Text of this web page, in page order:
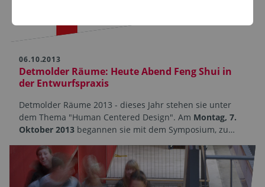
06.10.2013
Detmolder Räume: Heute Abend Feng Shui in
der Entwurfspraxis
Detmolder Räume 2013 - dieses Jahr stehen sie unter
dem Thema "Human Centered Design". Am Montag, 7.
Oktober 2013 begannen sie mit dem Symposium, zu…